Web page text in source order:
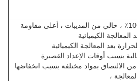
محتوى صلب 100٪ ، خالي من المذيبات ، أعلى مقاومة
المعالجة الكيميائية
بعد المعالجة الكيميائية
بسبب أوقات الإعداد القصيرة
الالتصاق بمواد مختلفة بسبب انخفاضها
،